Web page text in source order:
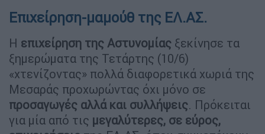
Επιχείρηση-μαμούθ της ΕΛ.ΑΣ.
Η επιχείρηση της Αστυνομίας ξεκίνησε τα
ξημερώματα της Τετάρτης (10/6)
«χτενίζοντας» πολλά διαφορετικά χωριά της
Μεσαράς προχωρώντας όχι μόνο σε
προσαγωγές αλλά και συλλήψεις. Πρόκειται
για μία από τις μεγαλύτερες, σε εύρος,